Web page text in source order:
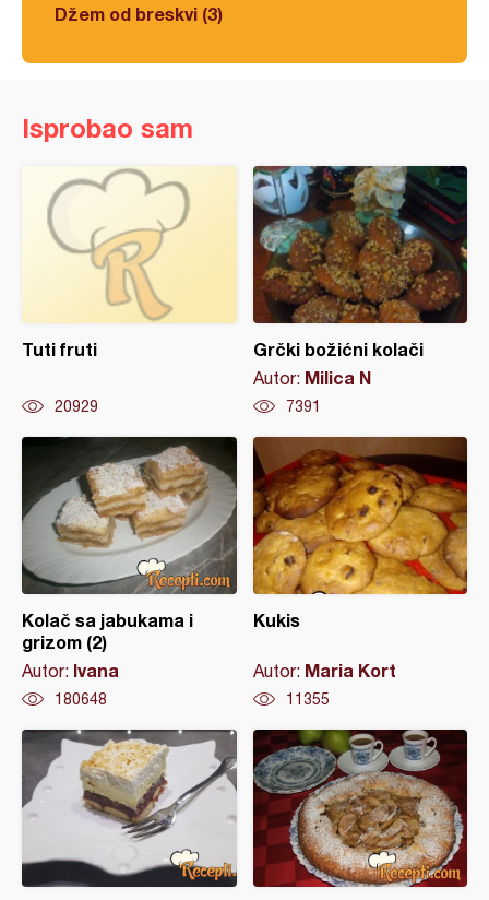
Džem od breskvi (3)
Isprobao sam
Tuti fruti
20929
Grčki božićni kolači
Autor: Milica N
7391
Kolač sa jabukama i
grizom (2)
Autor: Ivana
180648
Kukis
Autor: Maria Kort
11355